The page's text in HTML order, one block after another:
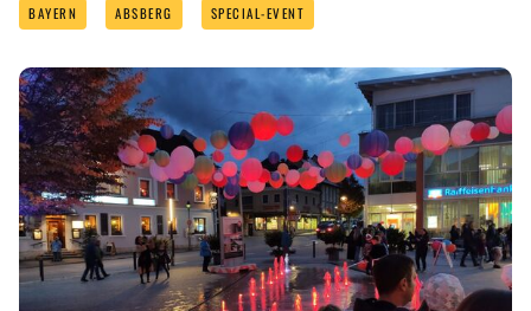
BAYERN ABSBERG SPECIAL-EVENT